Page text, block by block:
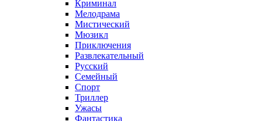
Криминал
Мелодрама
Мистический
Мюзикл
Приключения
Развлекательный
Русский
Семейный
Спорт
Триллер
Ужасы
Фантастика